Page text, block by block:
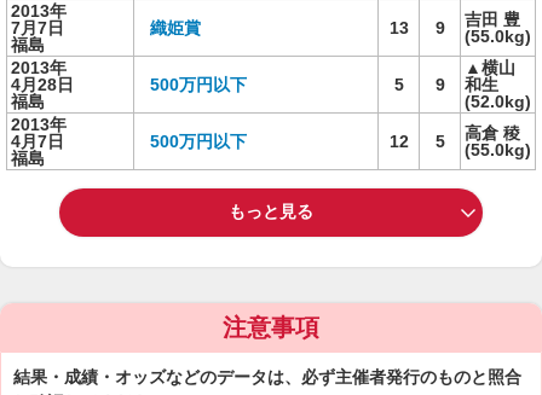
2013年
7月7日
福島
織姫賞 13 9
吉田 豊
(55.0kg)
2013年
4月28日
福島
500万円以下 5 9
▲横山
和生
(52.0kg)
2013年
4月7日
福島
500万円以下 12 5
高倉 稜
(55.0kg)
もっと見る
注意事項
結果・成績・オッズなどのデータは、必ず主催者発行のものと照合